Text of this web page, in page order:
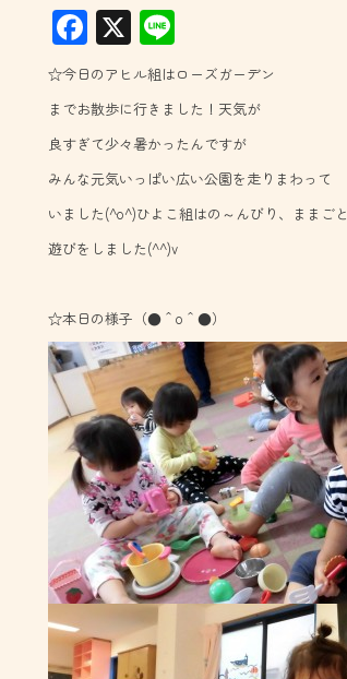
F
ac
e
b
o
ok
X
ne
☆今日のアヒル組はローズガーデン
までお散歩に行きました！天気が
良すぎて少々暑かったんですが
みんな元気いっぱい広い公園を走りまわって
いました(^o^)ひよこ組はの～んびり、ままごと
遊びをしました(^^)v
☆本日の様子（●＾o＾●）